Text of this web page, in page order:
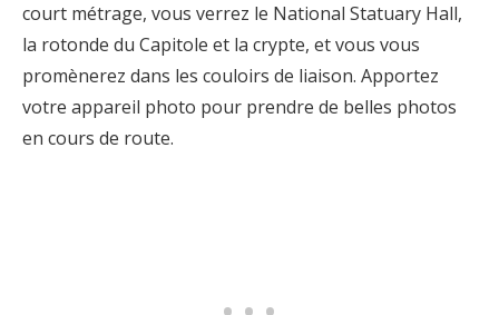
court métrage, vous verrez le National Statuary Hall,
la rotonde du Capitole et la crypte, et vous vous
promènerez dans les couloirs de liaison. Apportez
votre appareil photo pour prendre de belles photos
en cours de route.